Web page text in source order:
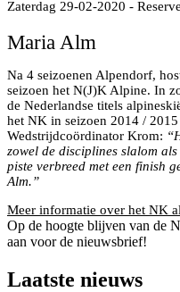
Zaterdag 29-02-2020 -
Maria Alm
Na 4 seizoenen Alpendorf,
seizoen het N(J)K Alpine. In
de Nederlandse titels
het NK in seizoen 2014 /
Wedstrijdcoördinator Krom:
zowel de disciplines slalom
piste verbreed met een finish
Alm.”
Meer informatie over het NK
Op de hoogte blijven van de
aan voor de nieuwsbrief!
Laatste nieuws